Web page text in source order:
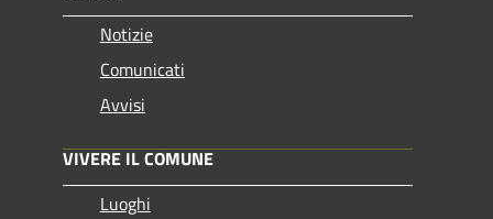
Notizie
Comunicati
Avvisi
VIVERE IL COMUNE
Luoghi